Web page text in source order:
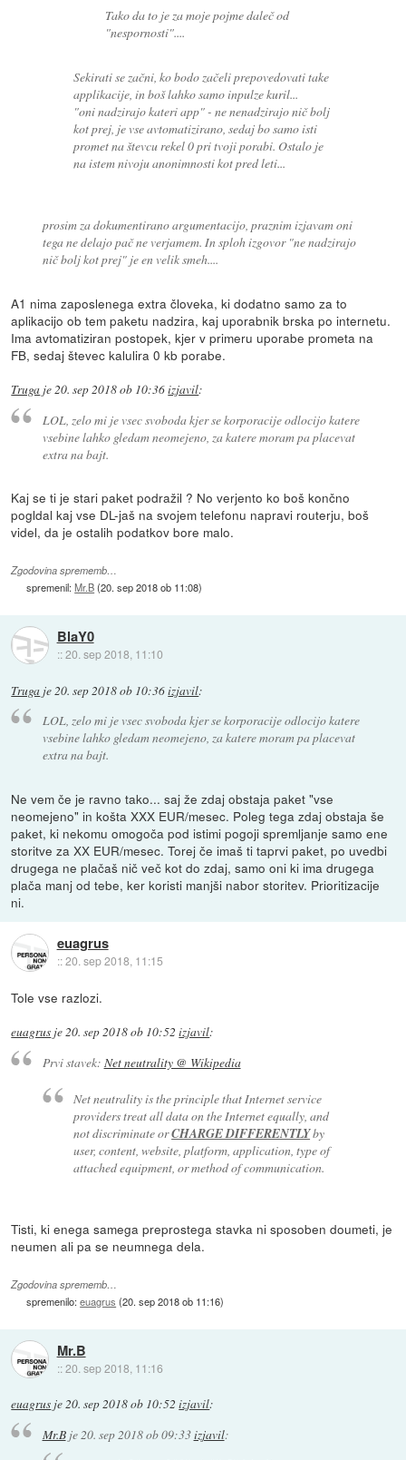
Tako da to je za moje pojme daleč od
"nespornosti"....
Sekirati se začni, ko bodo začeli prepovedovati take
applikacije, in boš lahko samo inpulze kuril...
"oni nadzirajo kateri app" - ne nenadzirajo nič bolj
kot prej, je vse avtomatizirano, sedaj bo samo isti
promet na števcu rekel 0 pri tvoji porabi. Ostalo je
na istem nivoju anonimnosti kot pred leti...
prosim za dokumentirano argumentacijo, praznim izjavam oni
tega ne delajo pač ne verjamem. In sploh izgovor "ne nadzirajo
nič bolj kot prej" je en velik smeh....
A1 nima zaposlenega extra človeka, ki dodatno samo za to
aplikacijo ob tem paketu nadzira, kaj uporabnik brska po internetu.
Ima avtomatiziran postopek, kjer v primeru uporabe prometa na
FB, sedaj števec kalulira 0 kb porabe.
Truga je20. sep 2018 ob 10:36izjavil:
LOL, zelo mi je vsec svoboda kjer se korporacije odlocijo katere
vsebine lahko gledam neomejeno, za katere moram pa placevat
extra na bajt.
Kaj se ti je stari paket podražil ? No verjento ko boš končno
pogldal kaj vse DL-jaš na svojem telefonu napravi routerju, boš
videl, da je ostalih podatkov bore malo.
Zgodovina sprememb…
spremenil:Mr.B(20. sep 2018 ob 11:08)
BlaY0
::20. sep 2018, 11:10
Truga je 20. sep 2018 ob 10:36izjavil:
LOL, zelo mi je vsec svoboda kjer se korporacije odlocijo katere
vsebine lahko gledam neomejeno, za katere moram pa placevat
extra na bajt.
Ne vem če je ravno tako... saj že zdaj obstaja paket "vse
neomejeno" in košta XXX EUR/mesec. Poleg tega zdaj obstaja še
paket, ki nekomu omogoča pod istimi pogoji spremljanje samo ene
storitve za XX EUR/mesec. Torej če imaš ti taprvi paket, po uvedbi
drugega ne plačaš nič več kot do zdaj, samo oni ki ima drugega
plača manj od tebe, ker koristi manjši nabor storitev. Prioritizacije
ni.
euagrus
::20. sep 2018, 11:15
Tole vse razlozi.
euagrus je20. sep 2018 ob 10:52 izjavil:
Prvi stavek: Net neutrality @ Wikipedia
Net neutrality is the principle that Internet service
providers treat all data on the Internet equally, and
not discriminate orCHARGE DIFFERENTLYby
user, content, website, platform, application, type of
attached equipment, or method of communication.
Tisti, ki enega samega preprostega stavka ni sposoben doumeti, je
neumen ali pa se neumnega dela.
Zgodovina sprememb…
spremenilo:euagrus (20. sep 2018 ob 11:16)
Mr.B
::20. sep 2018, 11:16
euagrus je20. sep 2018 ob 10:52 izjavil:
Mr.Bje20. sep 2018 ob 09:33izjavil: